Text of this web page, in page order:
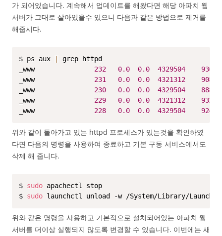
가 되어있습니다. 계속해서 업데이트를 해왔다면 해당 아파치 웹
서버가 그대로 살아있을수 있으니 다음과 같은 방법으로 제거를
해줍시다.
$ ps aux
grep httpd
_www 232 0.0 0.0 4329504
936
_www 231 0.0 0.0 4321312
908
_www 230 0.0 0.0 4329504
888
_www 229 0.0 0.0 4321312
932
_www 228 0.0 0.0 4329504 924
위와 같이 돌아가고 있는 httpd 프로세스가 있는것을 확인하였
다면 다음의 명령을 사용하여 종료하고 기본 구동 서비스에서도
삭제 해 줍니다.
$ sudo apachectl stop
$ sudo launchctl unload -w /System/Library/
위와 같은 명령을 사용하고 기본적으로 설치되어있는 아파치 웹
서버를 더이상 실행되지 않도록 변경할 수 있습니다. 이번에는 새